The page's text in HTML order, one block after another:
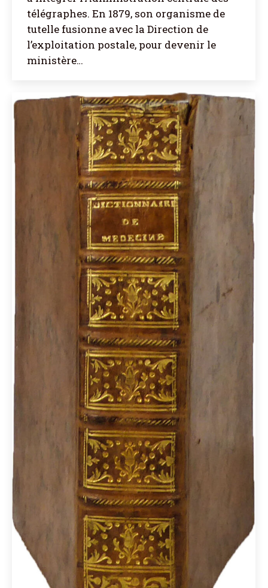
télégraphes. En 1879, son organisme de
tutelle fusionne avec la Direction de
l’exploitation postale, pour devenir le
ministère…